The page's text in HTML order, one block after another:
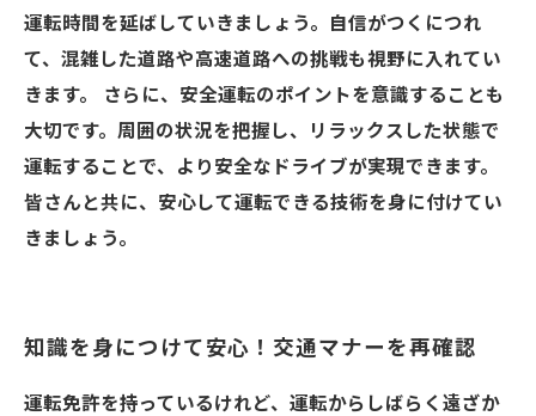
運転時間を延ばしていきましょう。自信がつくにつれ
て、混雑した道路や高速道路への挑戦も視野に入れてい
きます。 さらに、安全運転のポイントを意識することも
大切です。周囲の状況を把握し、リラックスした状態で
運転することで、より安全なドライブが実現できます。
皆さんと共に、安心して運転できる技術を身に付けてい
きましょう。
知識を身につけて安心！交通マナーを再確認
運転免許を持っているけれど、運転からしばらく遠ざか